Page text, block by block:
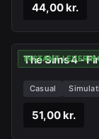
44,00 kr.
INSTANT
The Sims 4 -
Casual
51,00 kr.